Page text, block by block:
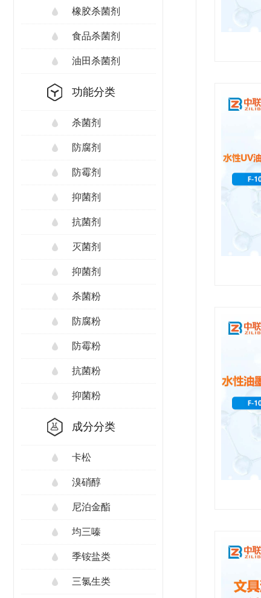
橡胶杀菌剂
食品杀菌剂
油田杀菌剂
功能分类
杀菌剂
防腐剂
防霉剂
抑菌剂
抗菌剂
灭菌剂
抑菌剂
杀菌粉
防腐粉
防霉粉
抗菌粉
抑菌粉
成分分类
卡松
溴硝醇
尼泊金酯
均三嗪
季铵盐类
三氯生类